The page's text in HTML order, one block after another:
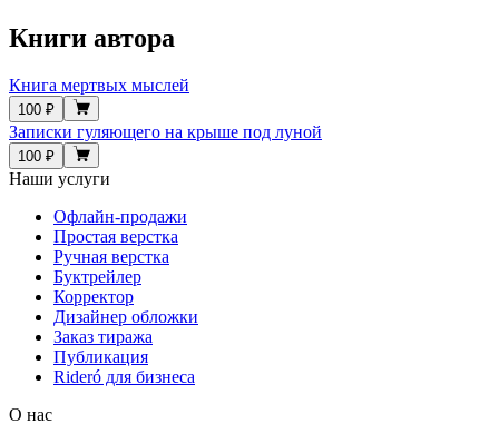
Книги автора
Книга мертвых мыслей
100 ₽
Записки гуляющего на крыше под луной
100 ₽
Наши услуги
Офлайн-продажи
Простая верстка
Ручная верстка
Буктрейлер
Корректор
Дизайнер обложки
Заказ тиража
Публикация
Rideró для бизнеса
О нас